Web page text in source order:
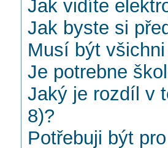
Jak vidíte
Jak byste si
Musí být
Je potrebne
Jaký je rozdíl v
8)?
Potřebuji být